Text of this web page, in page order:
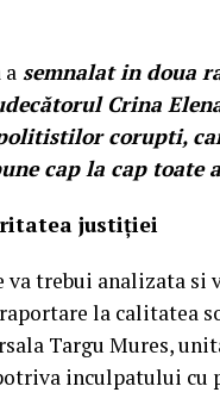
a semnalat in doua
Crina
corupti,
cap la cap toate
justiției
va trebui analizata
la calitatea
Targu Mures,
inculpatului cu